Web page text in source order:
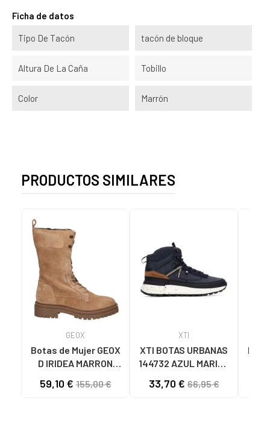
Ficha de datos
Tipo De Tacón tacón de bloque
Altura De La Caña Tobillo
Color Marrón
PRODUCTOS SIMILARES
GEOX
Botas de Mujer GEOX
D IRIDEA MARRON
59,10 €155,00 €
XTI
XTI BOTAS URBANAS
144732 AZUL MARINO
33,70 €66,95 €